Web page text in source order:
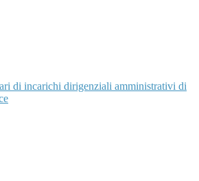
di incarichi dirigenziali amministrativi di